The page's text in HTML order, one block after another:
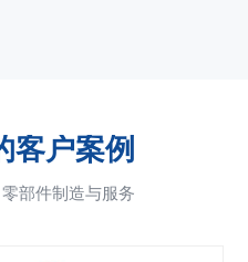
客户案例
部件制造与服务